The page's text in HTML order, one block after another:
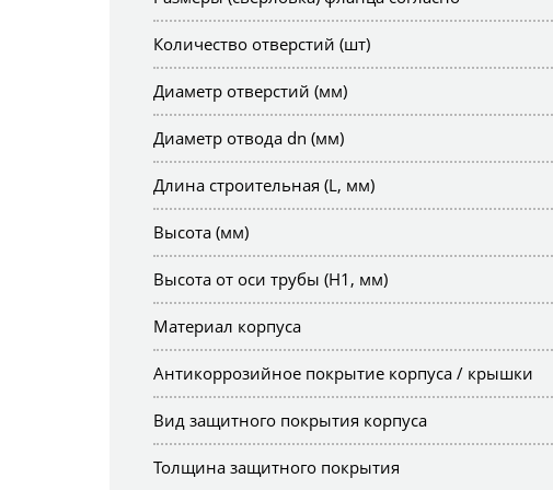
Количество отверстий (шт)
Диаметр отверстий (мм)
Диаметр отвода dn (мм)
Длина строительная (L, мм)
Высота (мм)
Высота от оси трубы (H1, мм)
Материал корпуса
Антикоррозийное покрытие корпуса / крышки
Вид защитного покрытия корпуса
Толщина защитного покрытия